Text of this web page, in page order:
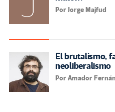
Por Jorge Majfud
El brutalismo,
neoliberalismo
Por Amador